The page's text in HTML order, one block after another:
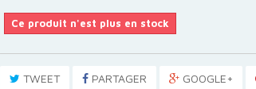
Ce produit n'est plus en stock
TWEET PARTAGER GOOGLE+